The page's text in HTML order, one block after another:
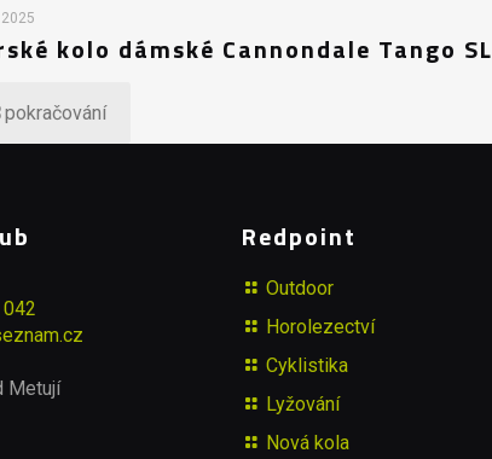
kolo dámské Cannondale Tango SL
pokračování
Metují
Redpoint
Outdoor
Horolezectví
Cyklistika
Lyžování
Nová kola